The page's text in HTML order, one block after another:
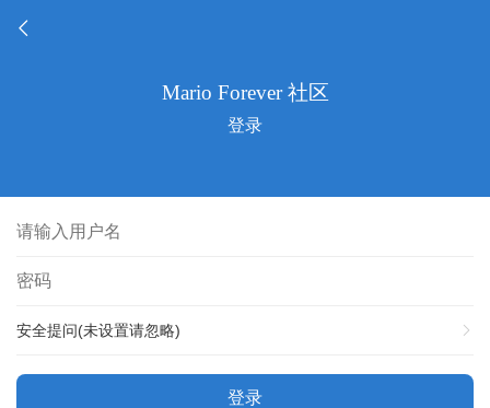
登录
安全提问(未设置请忽略)
登录